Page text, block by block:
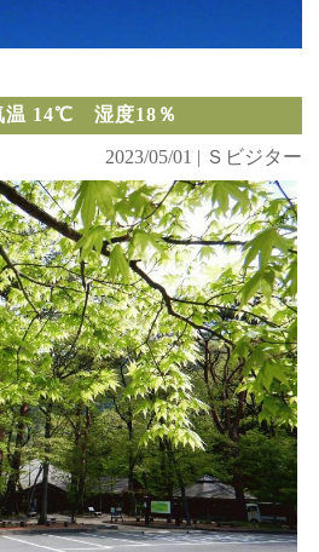
14℃ 湿度18％
2023/05/01 | Ｓビジター